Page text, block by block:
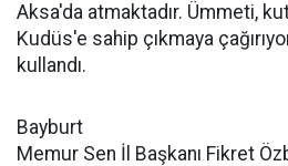
Aksa'da atmaktadır. Ümmeti,
Kudüs'e sahip çıkmaya
kullandı.
Bayburt
Memur Sen İl Başkanı Fikret